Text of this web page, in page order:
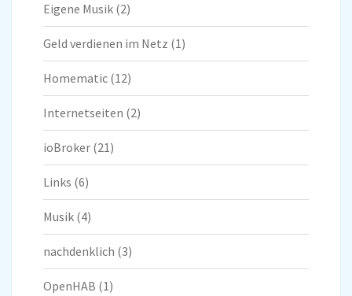
Eigene Musik (2)
Geld verdienen im Netz (1)
Homematic (12)
Internetseiten (2)
ioBroker (21)
Links (6)
Musik (4)
nachdenklich (3)
OpenHAB (1)